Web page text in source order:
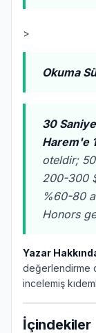
>
Okuma
30
Harem'e
oteldir;
200-300
%60-80
Honors
Yazar
değerlendirme
incelemiş
İçindekiler